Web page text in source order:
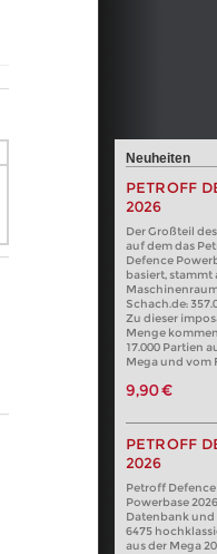
Neuheiten
PETROFF
2026
Der Großteil
auf dem das
Defence
basiert, stammt
Schach.de:
Zu dieser
Menge
17.000 Partien
Mega und vom
9,90 €
PETROFF
2026
Petroff Defence
Powerbase
Datenbank
6475
aus der Mega